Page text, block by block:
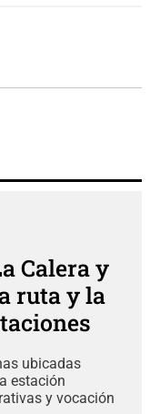
Calera y
ruta y la
ubicadas
estación
y vocación